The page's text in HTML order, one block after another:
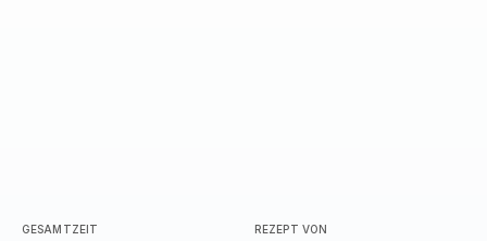
GESAMTZEIT REZEPT VON